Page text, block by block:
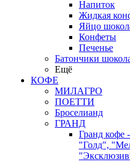
Напиток
Жидкая
Яйцо
Конфеты
Печенье
Батончики
Ещё
КОФЕ
МИЛАГРО
ПОЕТТИ
Броселианд
ГРАНД
Гранд кофе
"Голд",